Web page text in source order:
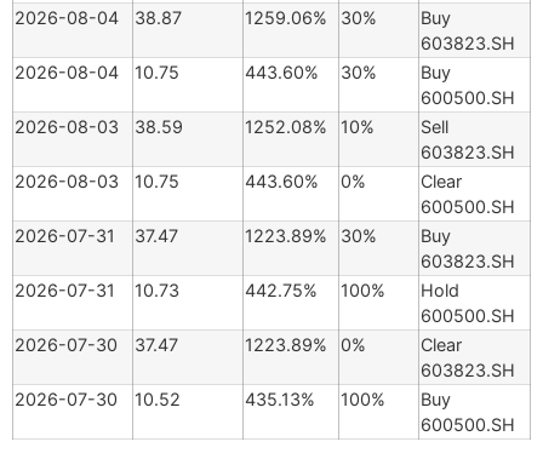
2026-08-04
38.87 1259.06% 30%
Buy
603823.SH
2026-08-04
10.75 443.60% 30%
Buy
600500.SH
2026-08-03
38.59 1252.08% 10%
Sell
603823.SH
2026-08-03
10.75 443.60% 0%
Clear
600500.SH
2026-07-31
37.47 1223.89% 30%
Buy
603823.SH
2026-07-31
10.73 442.75% 100%
Hold
600500.SH
2026-07-30
37.47 1223.89% 0%
Clear
603823.SH
2026-07-30
10.52 435.13% 100%
Buy
600500.SH